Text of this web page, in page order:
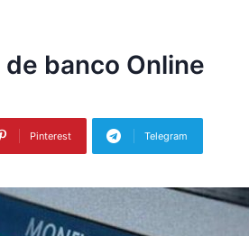
banco Online
Pinterest Telegram